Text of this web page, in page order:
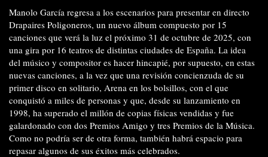
Manolo García regresa a los escenarios para presentar en directo
Drapaires Poligoneros, un nuevo álbum compuesto por 15
canciones que verá la luz el próximo 31 de octubre de 2025, con
una gira por 16 teatros de distintas ciudades de España. La idea
del músico y compositor es hacer hincapié, por supuesto, en estas
nuevas canciones, a la vez que una revisión concienzuda de su
primer disco en solitario, Arena en los bolsillos, con el que
conquistó a miles de personas y que, desde su lanzamiento en
1998, ha superado el millón de copias físicas vendidas y fue
galardonado con dos Premios Amigo y tres Premios de la Música.
Como no podría ser de otra forma, también habrá espacio para
repasar algunos de sus éxitos más celebrados.